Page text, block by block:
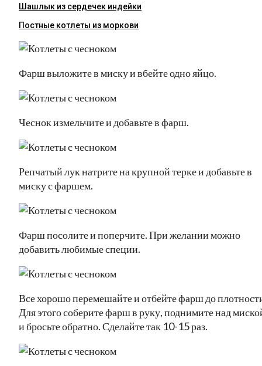
Шашлык из сердечек индейки
Постные котлеты из моркови
Фарш выложите в миску и вбейте одно яйцо.
Чеснок измельчите и добавьте в фарш.
Репчатый лук натрите на крупной терке и добавьте в
миску с фаршем.
Фарш посолите и поперчите. При желании можно
добавить любимые специи.
Все хорошо перемешайте и отбейте фарш до
Для этого соберите фарш в руку, поднимите над
и бросьте обратно. Сделайте так 10-15 раз.